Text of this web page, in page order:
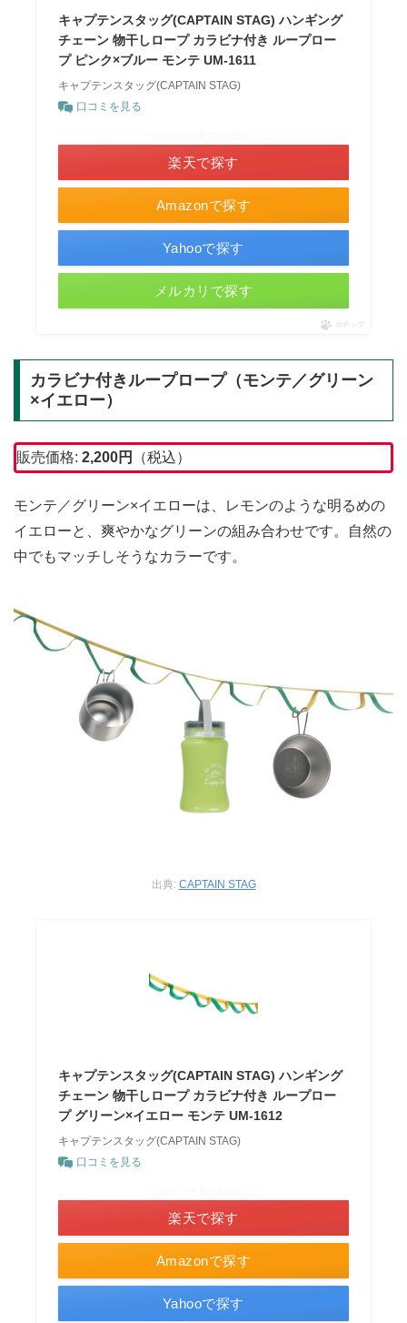
キャプテンスタッグ(CAPTAIN STAG) ハンギング
チェーン 物干しロープ カラビナ付き ループロー
プ ピンク×ブルー モンテ UM-1611
キャプテンスタッグ(CAPTAIN STAG)
口コミを見る
Amazonで探す
楽天で探す
Yahooで探す
メルカリで探す
ポチップ
カラビナ付きループロープ（モンテ／グリーン
×イエロー）
販売価格: 2,200円 （税込）
モンテ／グリーン×イエローは、レモンのような明るめの
イエローと、爽やかなグリーンの組み合わせです。自然の
中でもマッチしそうなカラーです。
出典: CAPTAIN STAG
キャプテンスタッグ(CAPTAIN STAG) ハンギング
チェーン 物干しロープ カラビナ付き ループロー
プ グリーン×イエロー モンテ UM-1612
キャプテンスタッグ(CAPTAIN STAG)
口コミを見る
Amazonで探す
楽天で探す
Yahooで探す